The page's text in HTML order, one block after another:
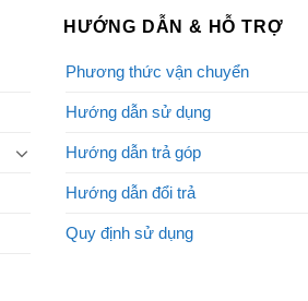
HƯỚNG DẪN & HỖ TRỢ
Phương thức vận chuyển
Hướng dẫn sử dụng
Hướng dẫn trả góp
Hướng dẫn đổi trả
Quy định sử dụng